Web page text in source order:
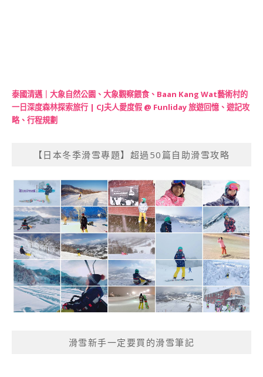
泰國清邁｜大象自然公園、大象觀察餵食、Baan Kang Wat藝術村的
一日深度森林探索旅行 | CJ夫人愛度假 @ Funliday 旅遊回憶、遊記攻
略、行程規劃
【日本冬季滑雪專題】超過50篇自助滑雪攻略
滑雪新手一定要買的滑雪筆記